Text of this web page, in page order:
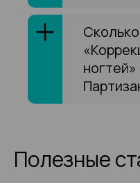
ногтей»
Полезные